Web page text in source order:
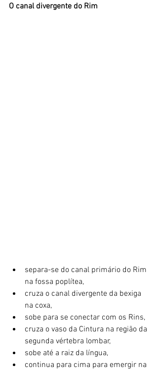
O canal divergente do Rim
separa-se do canal primário do Rim
na fossa poplítea,
cruza o canal divergente da bexiga
na coxa,
sobe para se conectar com os Rins,
cruza o vaso da Cintura na região da
segunda vértebra lombar,
sobe até a raiz da língua,
continua para cima para emergir na